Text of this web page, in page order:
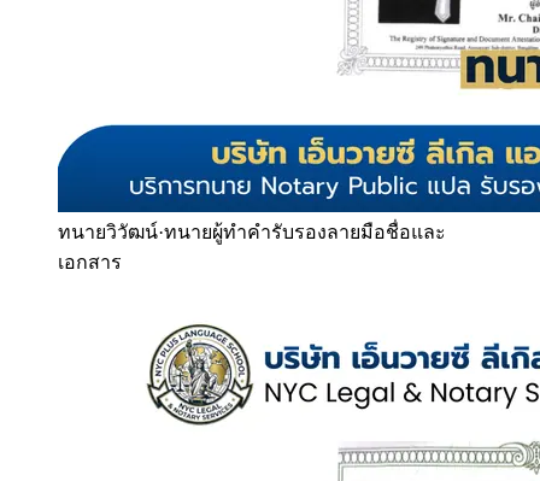
ทนายวิวัฒน์·ทนายผู้ทำคำรับรองลายมือชื่อและ
เอกสาร